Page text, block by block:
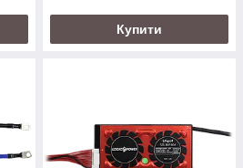
Купити